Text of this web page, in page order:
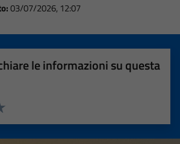
03/07/2026, 12:07
le informazioni su questa
5 stelle su 5
4 stelle su 5
su 5
su 5